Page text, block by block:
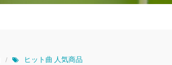
ヒット曲 人気商品